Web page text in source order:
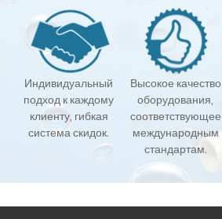
Индивидуальный
подход к каждому
клиенту, гибкая
система скидок.
Высокое качество
оборудования,
соответствующее
международным
стандартам.